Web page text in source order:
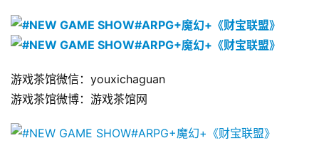
0
日
茶
游戏茶馆微信：youxichaguan
游戏茶馆微博：游戏茶馆网